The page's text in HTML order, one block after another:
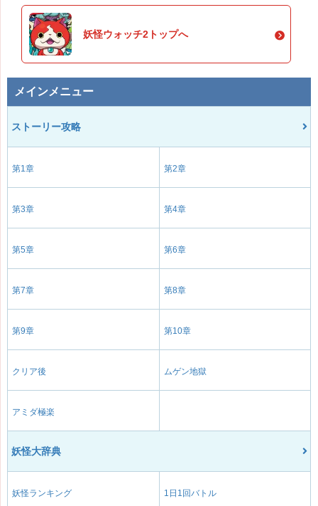
妖怪ウォッチ2トップへ
メインメニュー
ストーリー攻略
第1章 第2章
第3章 第4章
第5章 第6章
第7章 第8章
第9章 第10章
クリア後 ムゲン地獄
アミダ極楽
妖怪大辞典
妖怪ランキング 1日1回バトル